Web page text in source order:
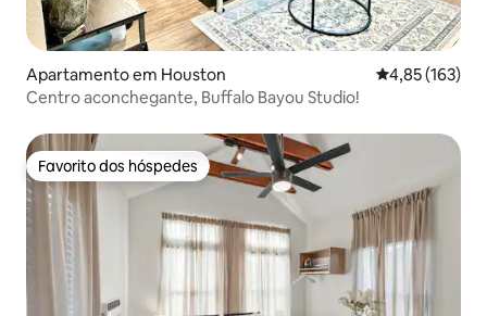
Apartamento em Houston Classificação
4,85 (163)
Centro aconchegante, Buffalo Bayou Studio!
Favorito dos hóspedes
Favorito dos hóspedes